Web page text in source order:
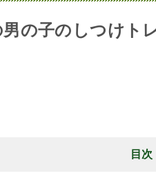
の子のしつけト
目次